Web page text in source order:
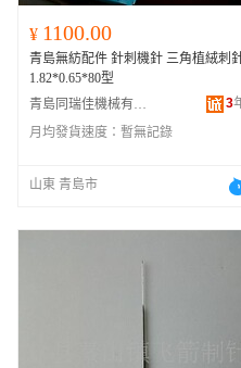
¥ 1100.00
青島無紡配件 針刺機針 三角植絨刺
1.82*0.65*80型
青島同瑞佳機械有限公司
3
月均發貨速度： 暫無記錄
山東 青島市